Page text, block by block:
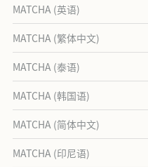
MATCHA (英语)
MATCHA (繁体中文)
MATCHA (泰语)
MATCHA (韩国语)
MATCHA (简体中文)
MATCHA (印尼语)